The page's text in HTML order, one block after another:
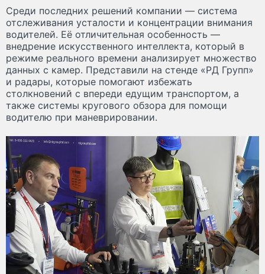
Среди последних решений компании — система
отслеживания усталости и концентрации внимания
водителей. Её отличительная особенность —
внедрение искусственного интеллекта, который в
режиме реального времени анализирует множество
данных с камер. Представили на стенде «РД Групп»
и радары, которые помогают избежать
столкновений с впереди едущим транспортом, а
также системы кругового обзора для помощи
водителю при маневрировании.